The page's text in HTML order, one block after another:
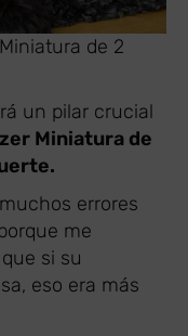
de 2
un pilar crucial
Miniatura de
errores
me
si su
eso era más